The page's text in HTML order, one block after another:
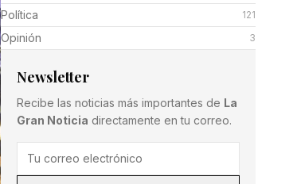
Política 121
Opinión 3
Newsletter
Recibe las noticias más importantes de La
Gran Noticia directamente en tu correo.